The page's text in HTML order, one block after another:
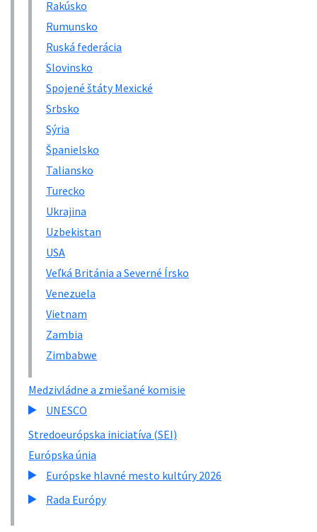
Rakúsko
Rumunsko
Ruská federácia
Slovinsko
Spojené štáty Mexické
Srbsko
Sýria
Španielsko
Taliansko
Turecko
Ukrajina
Uzbekistan
USA
Veľká Británia a Severné Írsko
Venezuela
Vietnam
Zambia
Zimbabwe
Medzivládne a zmiešané komisie
UNESCO
Stredoeurópska iniciatíva (SEI)
Európska únia
Európske hlavné mesto kultúry 2026
Rada Európy